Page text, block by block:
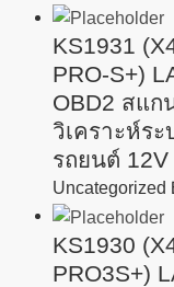
KS1931
PRO-S+)
OBD2 สแก
วิเคราะห์ระ
รถยนต์ 12V
Uncategorized
KS1930
PRO3S+)